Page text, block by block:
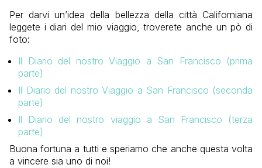
Per darvi un’idea della bellezza della città Californiana
leggete i diari del mio viaggio, troverete anche un pò di
foto:
Il Diario del nostro Viaggio a San Francisco (prima
parte)
Il Diario del nostro Viaggio a San Francisco (seconda
parte)
Il Diario del nostro viaggio a San Francisco (terza
parte)
Buona fortuna a tutti e speriamo che anche questa volta
a vincere sia uno di noi!